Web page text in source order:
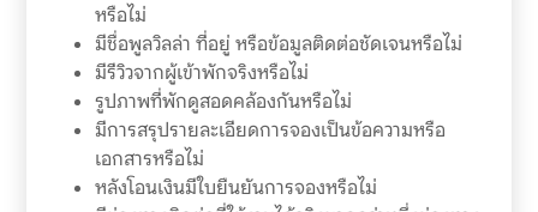
หรือไม่
มีชื่อพูลวิลล่า ที่อยู่ หรือข้อมูลติดต่อชัดเจนหรือไม่
มีรีวิวจากผู้เข้าพักจริงหรือไม่
รูปภาพที่พักดูสอดคล้องกันหรือไม่
มีการสรุปรายละเอียดการจองเป็นข้อความหรือ
เอกสารหรือไม่
หลังโอนเงินมีใบยืนยันการจองหรือไม่